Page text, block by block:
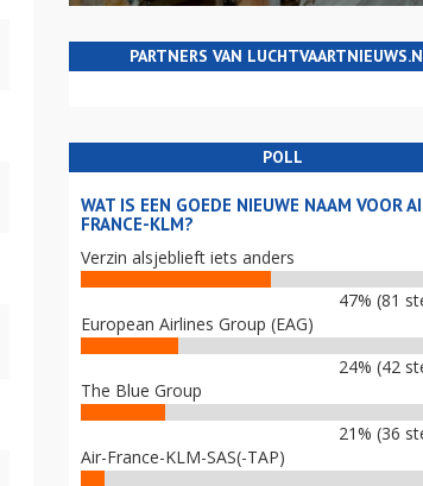
PARTNERS VAN
POLL
WAT IS EEN GOEDE NIEUWE NAAM VOOR
FRANCE-KLM?
Verzin alsjeblieft iets anders
47% (81
European Airlines Group (EAG)
24% (42
The Blue Group
21% (36
Air-France-KLM-SAS(-TAP)